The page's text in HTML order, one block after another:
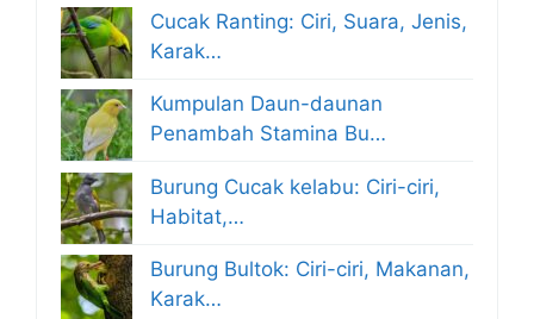
Cucak Ranting: Ciri, Suara, Jenis,
Karak…
Kumpulan Daun-daunan
Penambah Stamina Bu…
Burung Cucak kelabu: Ciri-ciri,
Habitat,…
Burung Bultok: Ciri-ciri, Makanan,
Karak…